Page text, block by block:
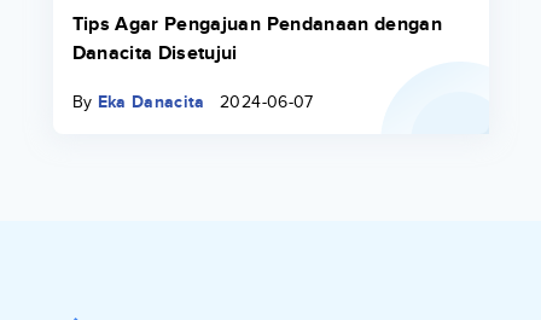
Tips Agar Pengajuan Pendanaan dengan
Danacita Disetujui
By Eka Danacita 2024-06-07